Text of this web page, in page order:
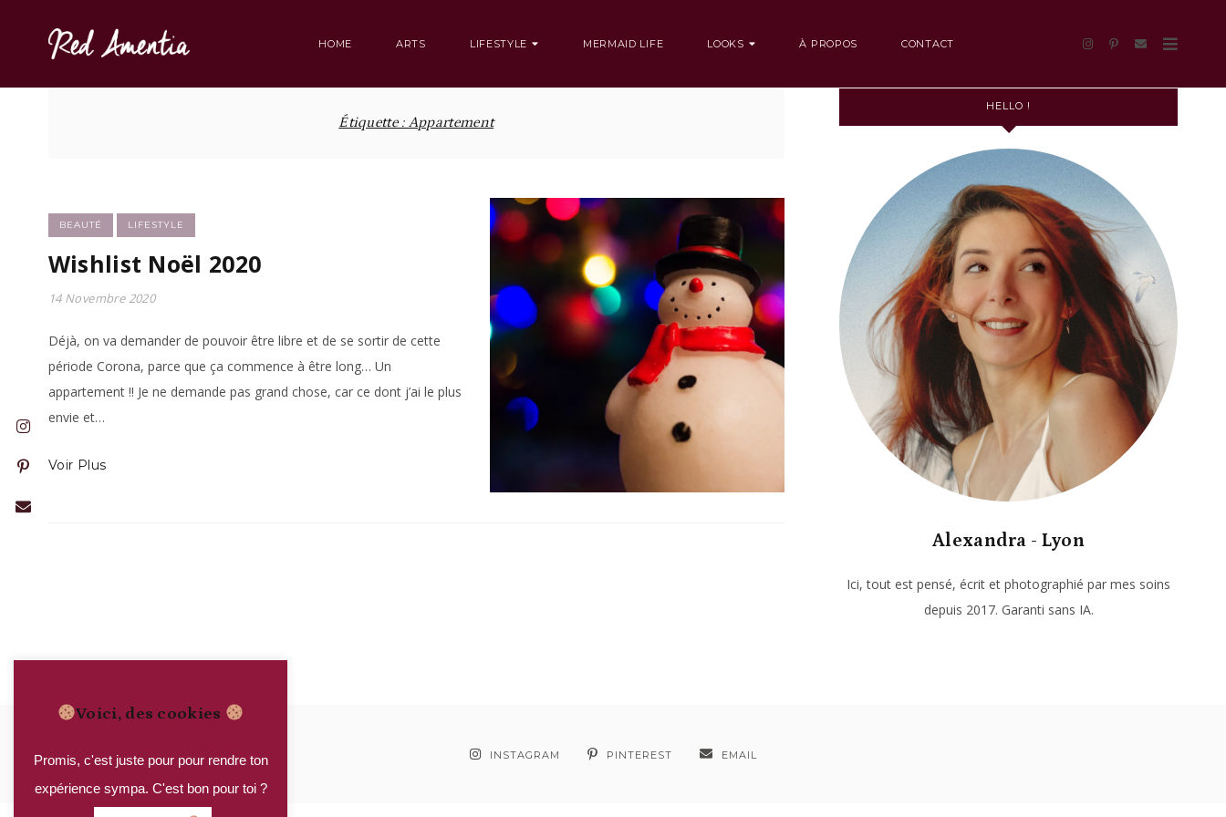
HOME ARTS LIFESTYLE MERMAID LIFE LOOKS À PROPOS CONTACT
Étiquette : Appartement
BEAUTÉ LIFESTYLE
Wishlist Noël 2020
14 Novembre 2020
Déjà, on va demander de pouvoir être libre et de se sortir de cette
période Corona, parce que ça commence à être long… Un
appartement !! Je ne demande pas grand chose, car ce dont j’ai le plus
envie et…
Voir Plus
HELLO !
Alexandra - Lyon
Ici, tout est pensé, écrit et photographié par mes soins
depuis 2017. Garanti sans IA.
INSTAGRAM PINTEREST EMAIL
Voici, des cookies
Promis, c'est juste pour pour rendre ton
expérience sympa. C'est bon pour toi ?